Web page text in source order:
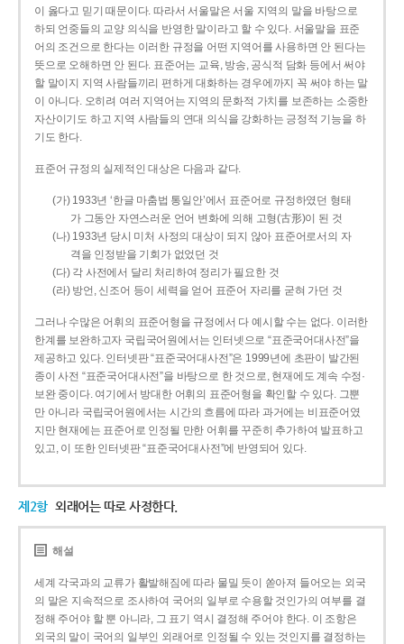
이 옳다고 믿기 때문이다. 따라서 서울말은 서울 지역의 말을 바탕으로
하되 언중들의 교양 의식을 반영한 말이라고 할 수 있다. 서울말을 표준
어의 조건으로 한다는 이러한 규정을 어떤 지역어를 사용하면 안 된다는
뜻으로 오해하면 안 된다. 표준어는 교육, 방송, 공식적 담화 등에서 써야
할 말이지 지역 사람들끼리 편하게 대화하는 경우에까지 꼭 써야 하는 말
이 아니다. 오히려 여러 지역어는 지역의 문화적 가치를 보존하는 소중한
자산이기도 하고 지역 사람들의 연대 의식을 강화하는 긍정적 기능을 하
기도 한다.
표준어 규정의 실제적인 대상은 다음과 같다.
(가) 1933년 ‘한글 마춤법 통일안’에서 표준어로 규정하였던 형태
가 그동안 자연스러운 언어 변화에 의해 고형(古形)이 된 것
(나) 1933년 당시 미처 사정의 대상이 되지 않아 표준어로서의 자
격을 인정받을 기회가 없었던 것
(다) 각 사전에서 달리 처리하여 정리가 필요한 것
(라) 방언, 신조어 등이 세력을 얻어 표준어 자리를 굳혀 가던 것
그러나 수많은 어휘의 표준어형을 규정에서 다 예시할 수는 없다. 이러한
한계를 보완하고자 국립국어원에서는 인터넷으로 “표준국어대사전”을
제공하고 있다. 인터넷판 “표준국어대사전”은 1999년에 초판이 발간된
종이 사전 “표준국어대사전”을 바탕으로 한 것으로, 현재에도 계속 수정·
보완 중이다. 여기에서 방대한 어휘의 표준어형을 확인할 수 있다. 그뿐
만 아니라 국립국어원에서는 시간의 흐름에 따라 과거에는 비표준어였
지만 현재에는 표준어로 인정될 만한 어휘를 꾸준히 추가하여 발표하고
있고, 이 또한 인터넷판 “표준국어대사전”에 반영되어 있다.
제2항 외래어는 따로 사정한다.
해설
세계 각국과의 교류가 활발해짐에 따라 물밀 듯이 쏟아져 들어오는 외국
의 말은 지속적으로 조사하여 국어의 일부로 수용할 것인가의 여부를 결
정해 주어야 할 뿐 아니라, 그 표기 역시 결정해 주어야 한다. 이 조항은
외국의 말이 국어의 일부인 외래어로 인정될 수 있는 것인지를 결정하는